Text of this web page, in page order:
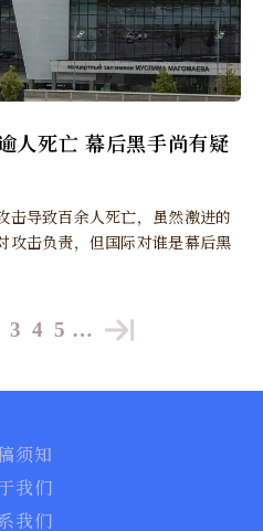
人死亡 幕后黑手尚有疑
击导致百余人死亡，虽然激进的
攻击负责，但国际对谁是幕后黑
3 4 5 …
须知
我们
我们